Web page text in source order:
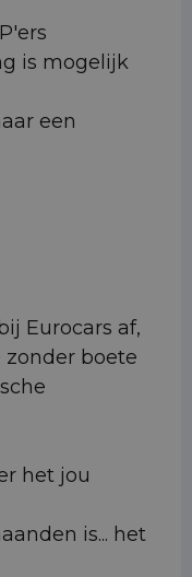
is mogelijk
een
Eurocars af,
boete
het jou
is... het